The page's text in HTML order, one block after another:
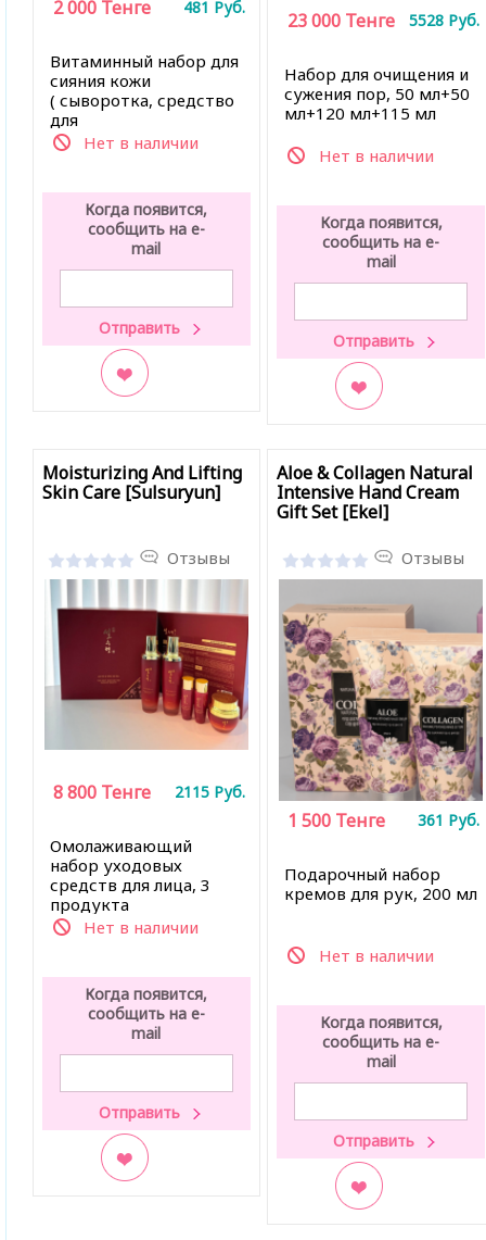
Витаминный набор для
сияния кожи
( сыворотка, средство
для
умывания,солнцезащитный
Нет в наличии
2 000 Тенге 481 Руб.
Когда появится,
сообщить на e-
mail
Набор для очищения и
сужения пор, 50 мл+50
мл+120 мл+115 мл
Нет в наличии
23 000 Тенге 5528 Руб.
Когда появится,
сообщить на e-
mail
Moisturizing And Lifting
Skin Care [Sulsuryun]
Отзывы
Омолаживающий
набор уходовых
средств для лица, 3
продукта
Нет в наличии
8 800 Тенге 2115 Руб.
Когда появится,
сообщить на e-
mail
Aloe & Collagen Natural
Intensive Hand Cream
Gift Set [Ekel]
Отзывы
Подарочный набор
кремов для рук, 200 мл
Нет в наличии
1 500 Тенге 361 Руб.
Когда появится,
сообщить на e-
mail